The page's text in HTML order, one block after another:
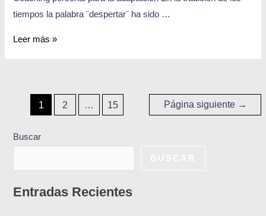
tiempos la palabra ¨despertar¨ ha sido …
Leer más »
1 2 … 15 Página siguiente →
Buscar
Entradas Recientes